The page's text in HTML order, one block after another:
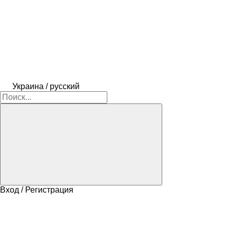
Украина / русский
Вход / Регистрация